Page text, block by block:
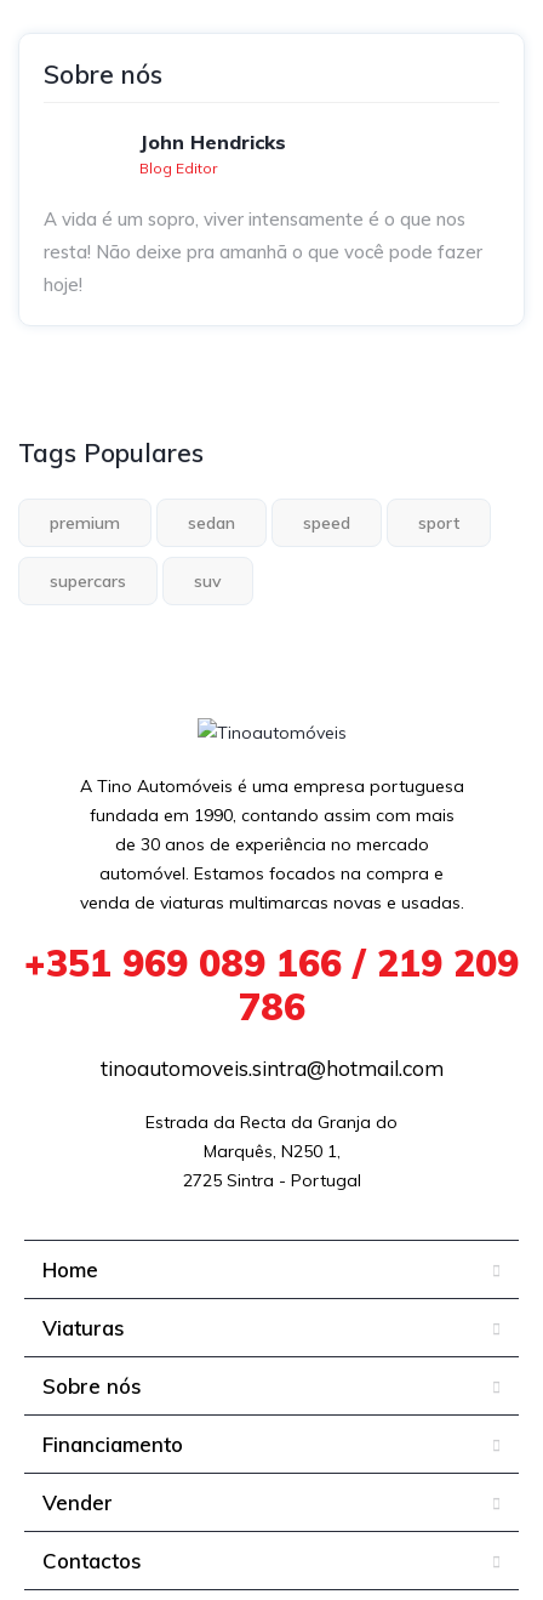
Sobre nós
John Hendricks
Blog Editor
A vida é um sopro, viver intensamente é o que nos
resta! Não deixe pra amanhã o que você pode fazer
hoje!
Tags Populares
premium sedan speed sport
supercars suv
A Tino Automóveis é uma empresa portuguesa
fundada em 1990, contando assim com mais
de 30 anos de experiência no mercado
automóvel. Estamos focados na compra e
venda de viaturas multimarcas novas e usadas.
+351 969 089 166 / 219 209
786
tinoautomoveis.sintra@hotmail.com
Estrada da Recta da Granja do
Marquês, N250 1,
2725 Sintra - Portugal
Home
Viaturas
Sobre nós
Financiamento
Vender
Contactos